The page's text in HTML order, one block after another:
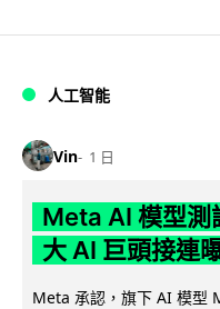
人工智能
Vin 1 日
Meta AI 模型測
大 AI 巨頭接連
Meta 承認，旗下 AI 模型